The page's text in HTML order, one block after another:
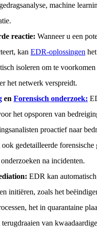
machine
reactie: Wanneer u een
kan EDR-oplossingen
isoleren om te voorkomen
het netwerk verspreidt.
en Forensisch onderzoek:
het opsporen van
proactief naar
gedetailleerde forensische
na incidenten.
EDR kan
initiëren, zoals het
het in quarantaine
terugdraaien van